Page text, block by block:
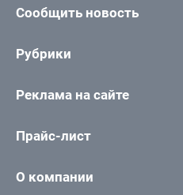
Сообщить новость
Рубрики
Реклама на сайте
Прайс-лист
О компании